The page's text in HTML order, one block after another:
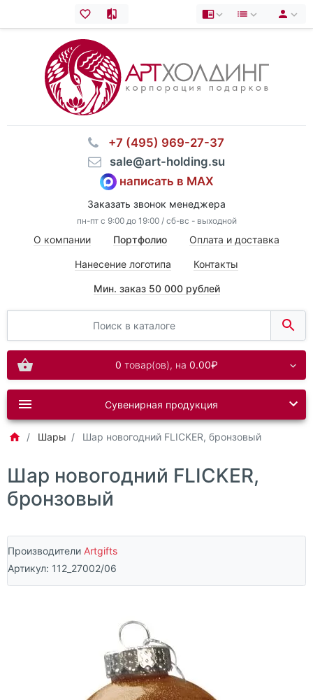
⠀+7 (495) 969-27-37
⠀sale@art-holding.su
написать в MAX
Заказать звонок менеджера
пн-пт с 9:00 до 19:00 / сб-вс - выходной
О компании Портфолио Оплата и доставка
Нанесение логотипа Контакты
Мин. заказ 50 000 рублей
0 товар(ов), на 0.00₽
Сувенирная продукция
Шары Шар новогодний FLICKER, бронзовый
Шар новогодний FLICKER,
бронзовый
Производители Artgifts
Артикул: 112_27002/06